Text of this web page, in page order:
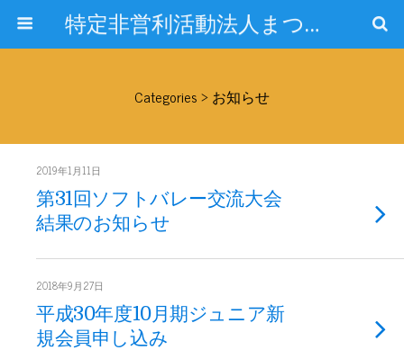
特定非営利活動法人まつぞのスポーツクラブ
Categories ›お知らせ
2019年1月11日
第31回ソフトバレー交流大会
結果のお知らせ
2018年9月27日
平成30年度10月期ジュニア新
規会員申し込み